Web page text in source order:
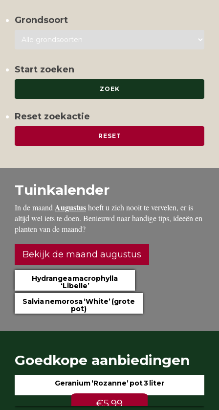
Grondsoort
Start zoeken
Reset zoekactie
Tuinkalender
In de maand Augustushoeft u zich nooit te vervelen, er is
altijd wel iets te doen. Benieuwd naar handige tips, ideeën en
planten van de maand?
Bekijk de maand augustus
Hydrangea macrophylla
‘Libelle’
Salvia nemorosa ‘White’ (grote
pot)
Goedkope aanbiedingen
Geranium ‘Rozanne’ pot 3 liter
€5.99